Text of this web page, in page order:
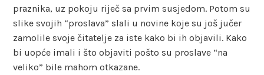
praznika, uz pokoju riječ sa prvim susjedom. Potom su
slike svojih “proslava” slali u novine koje su još jučer
zamolile svoje čitatelje za iste kako bi ih objavili. Kako
bi uopće imali i što objaviti pošto su proslave “na
veliko” bile mahom otkazane.